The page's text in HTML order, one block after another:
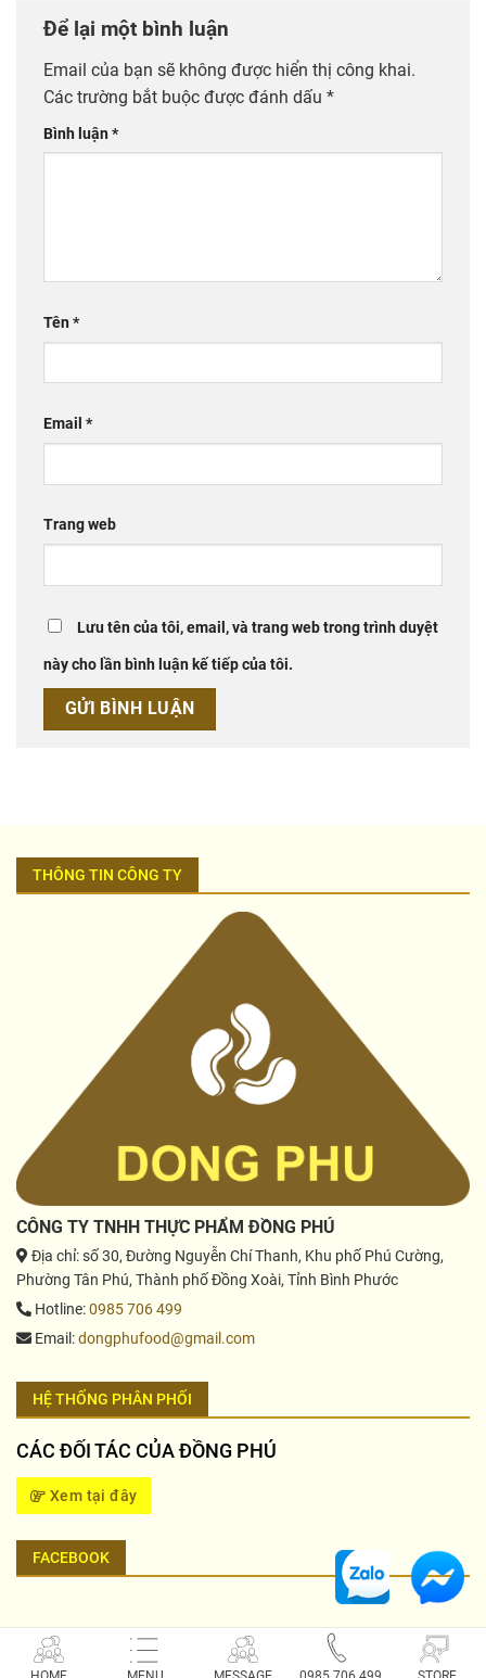
Để lại một bình luận
Email của bạn sẽ không được hiển thị công khai.
Các trường bắt buộc được đánh dấu *
Bình luận*
Tên*
Email *
Trang web
Lưu tên của tôi, email, và trang web trong trình duyệt
này cho lần bình luận kế tiếp của tôi.
THÔNG TIN CÔNG TY
CÔNG TY TNHH THỰC PHẨM ĐỒNG PHÚ
Địa chỉ: số 30, Đường Nguyễn Chí Thanh, Khu phố Phú Cường,
Phường Tân Phú, Thành phố Đồng Xoài, Tỉnh Bình Phước
Hotline:0985 706 499
Email :dongphufood@gmail.com
HỆ THỐNG PHÂN PHỐI
CÁC ĐỐI TÁC CỦA ĐỒNG PHÚ
Xem tại đây
FACEBOOK
Copyright 2026 © Công Ty TNHH Thực phẩm Đồng Phú